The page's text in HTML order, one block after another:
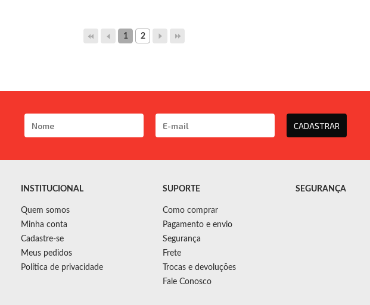
1 2
CADASTRAR
INSTITUCIONAL
Quem somos
Minha conta
Cadastre-se
Meus pedidos
Política de privacidade
SUPORTE
Como comprar
Pagamento e envio
Segurança
Frete
Trocas e devoluções
Fale Conosco
SEGURANÇA